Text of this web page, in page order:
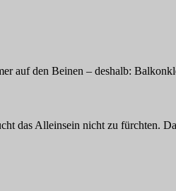
auf den Beinen – deshalb:
das Alleinsein nicht zu fürchten.